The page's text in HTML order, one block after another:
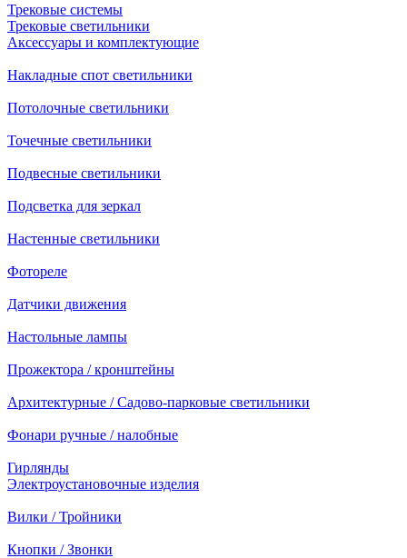
Трековые системы
Трековые светильники
Аксессуары и комплектующие
Накладные спот светильники
Потолочные светильники
Точечные светильники
Подвесные светильники
Подсветка для зеркал
Настенные светильники
Фотореле
Датчики движения
Настольные лампы
Прожектора / кронштейны
Архитектурные / Садово-парковые светильники
Фонари ручные / налобные
Гирлянды
Электроустановочные изделия
Вилки / Тройники
Кнопки / Звонки